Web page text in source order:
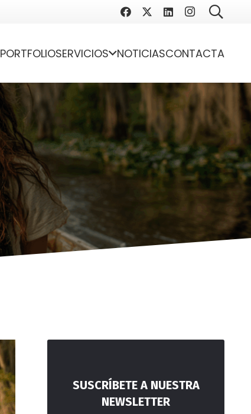
PORTFOLIOSERVICIOS NOTICIASCONTACTA
SUSCRÍBETE A NUESTRA
NEWSLETTER